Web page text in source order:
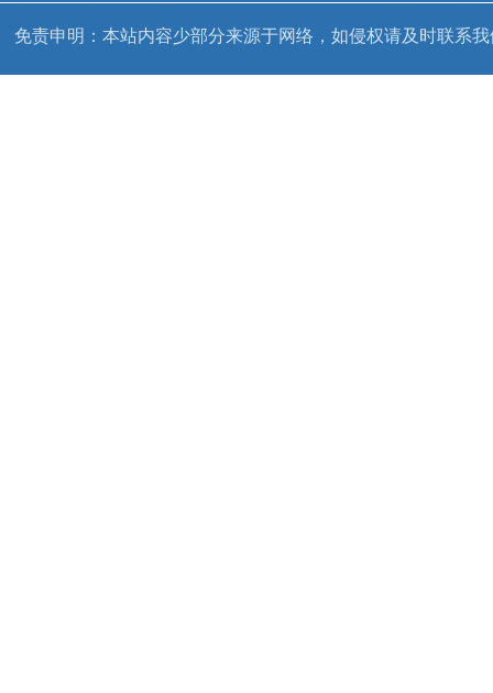
免责申明：本站内容少部分来源于网络，如侵权请及时联系